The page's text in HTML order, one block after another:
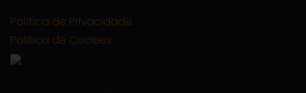
Política de Privacidade
Política de Cookies